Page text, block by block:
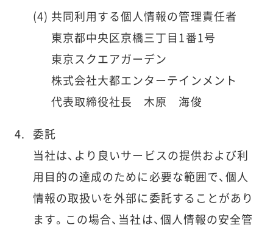
共同利用する個人情報の管理責任者
東京都中央区京橋三丁目1番1号
東京スクエアガーデン
株式会社大都エンターテインメント
代表取締役社長 木原 海俊
委託
当社は、より良いサービスの提供および利
用目的の達成のために必要な範囲で、個人
情報の取扱いを外部に委託することがあり
ます。この場合、当社は、個人情報の安全管